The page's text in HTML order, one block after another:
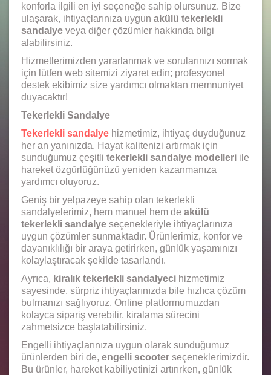
konforla ilgili en iyi seçeneğe sahip olursunuz. Bize
ulaşarak, ihtiyaçlarınıza uygun akülü tekerlekli
sandalye veya diğer çözümler hakkında bilgi
alabilirsiniz.
Hizmetlerimizden yararlanmak ve sorularınızı sormak
için lütfen web sitemizi ziyaret edin; profesyonel
destek ekibimiz size yardımcı olmaktan memnuniyet
duyacaktır!
Tekerlekli Sandalye
Tekerlekli sandalye hizmetimiz, ihtiyaç duyduğunuz
her an yanınızda. Hayat kalitenizi artırmak için
sunduğumuz çeşitli tekerlekli sandalye modelleri ile
hareket özgürlüğünüzü yeniden kazanmanıza
yardımcı oluyoruz.
Geniş bir yelpazeye sahip olan tekerlekli
sandalyelerimiz, hem manuel hem de akülü
tekerlekli sandalye seçenekleriyle ihtiyaçlarınıza
uygun çözümler sunmaktadır. Ürünlerimiz, konfor ve
dayanıklılığı bir araya getirirken, günlük yaşamınızı
kolaylaştıracak şekilde tasarlandı.
Ayrıca, kiralık tekerlekli sandalyeci hizmetimiz
sayesinde, sürpriz ihtiyaçlarınızda bile hızlıca çözüm
bulmanızı sağlıyoruz. Online platformumuzdan
kolayca sipariş verebilir, kiralama sürecini
zahmetsizce başlatabilirsiniz.
Engelli ihtiyaçlarınıza uygun olarak sunduğumuz
ürünlerden biri de, engelli scooter seçeneklerimizdir.
Bu ürünler, hareket kabiliyetinizi artırırken, günlük